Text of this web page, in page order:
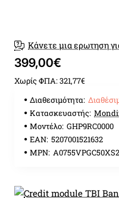
Κάνετε μια ερωτηση
399,00€
Χωρίς ΦΠΑ: 321,77€
Διαθεσιμότητα:
Κατασκευαστής:
Μοντέλο: GHP9RC0000
EAN: 5207001521632
MPN: